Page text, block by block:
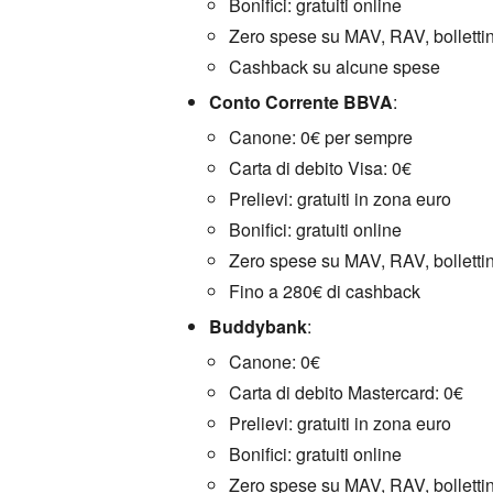
Zero spese su MAV, RAV,
Cashback su alcune spese
Conto Corrente BBVA:
Canone: 0€ per sempre
Carta di debito Visa: 0€
Prelievi: gratuiti in zona euro
Bonifici: gratuiti online
Zero spese su MAV, RAV,
Fino a 280€ di cashback
Buddybank:
Canone: 0€
Carta di debito Mastercard: 0€
Prelievi: gratuiti in zona euro
Bonifici: gratuiti online
Zero spese su MAV, RAV,